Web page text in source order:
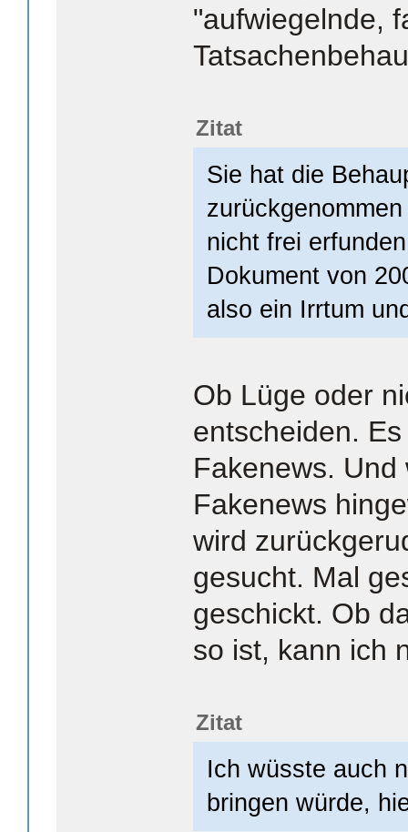
"aufwiegelnde,
Zitat
Sie hat die
nicht frei
Dokument von
also ein Irrtum
Ob Lüge oder
entscheiden.
Fakenews.
Fakenews
wird
gesucht. Mal
geschickt. Ob
so ist, kann ich
Zitat
Ich wüsste auch
bringen würde,